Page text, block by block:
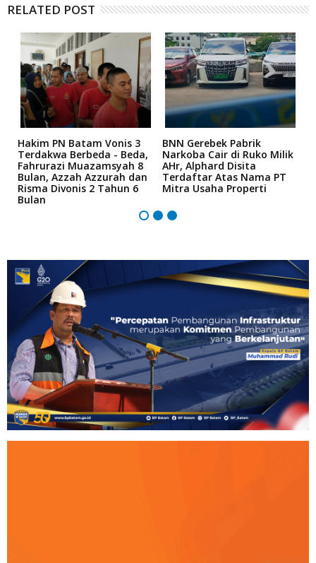
RELATED POST
Hakim PN Batam Vonis 3
Terdakwa Berbeda - Beda,
Fahrurazi Muazamsyah 8
Bulan, Azzah Azzurah dan
Risma Divonis 2 Tahun 6
Bulan
BNN Gerebek Pabrik
Narkoba Cair di Ruko Milik
AHr, Alphard Disita
Terdaftar Atas Nama PT
Mitra Usaha Properti